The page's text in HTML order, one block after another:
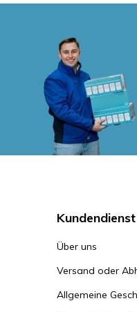
Kundendienst
Über uns
Versand oder
Allgemeine